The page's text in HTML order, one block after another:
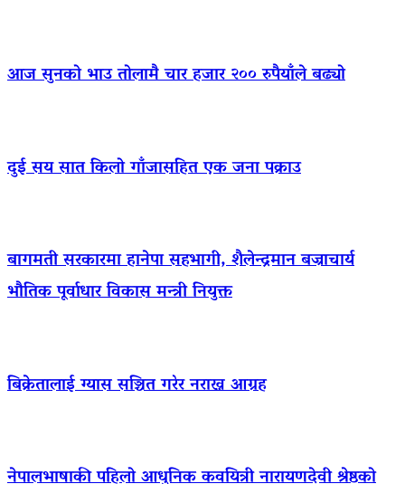
आज सुनको भाउ तोलामै चार हजार २०० रुपैयाँले बढ्यो
दुई सय सात किलो गाँजासहित एक जना पक्राउ
बागमती सरकारमा हानेपा सहभागी, शैलेन्द्रमान बज्राचार्य
भौतिक पूर्वाधार विकास मन्त्री नियुक्त
बिक्रेतालाई ग्यास सञ्चित गरेर नराख्न आग्रह